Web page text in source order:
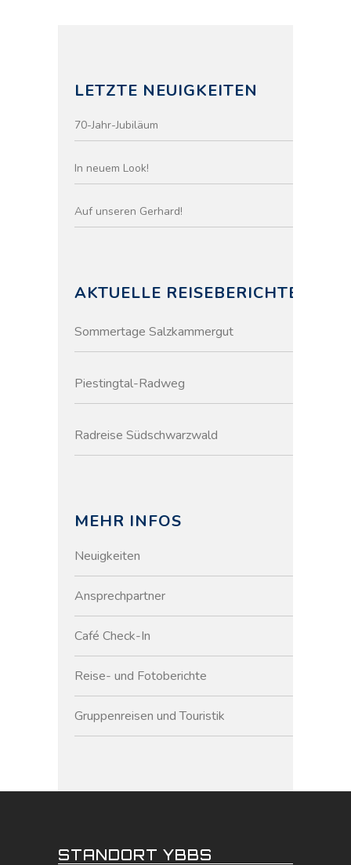
LETZTE NEUIGKEITEN
70-Jahr-Jubiläum
In neuem Look!
Auf unseren Gerhard!
AKTUELLE REISEBERICHTE
Sommertage Salzkammergut
Piestingtal-Radweg
Radreise Südschwarzwald
MEHR INFOS
Neuigkeiten
Ansprechpartner
Café Check-In
Reise- und Fotoberichte
Gruppenreisen und Touristik
STANDORT YBBS